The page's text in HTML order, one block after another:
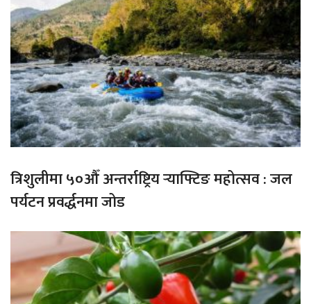
त्रिशुलीमा ५०औँ अन्तर्राष्ट्रिय र्‍याफ्टिङ महोत्सव : जल
पर्यटन प्रवर्द्धनमा जोड